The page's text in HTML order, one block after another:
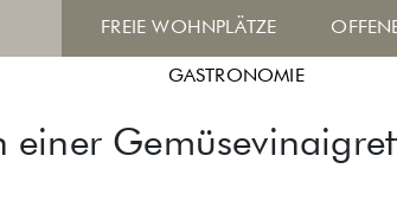
FREIE WOHNPLÄTZE
GASTRONOMIE
einer